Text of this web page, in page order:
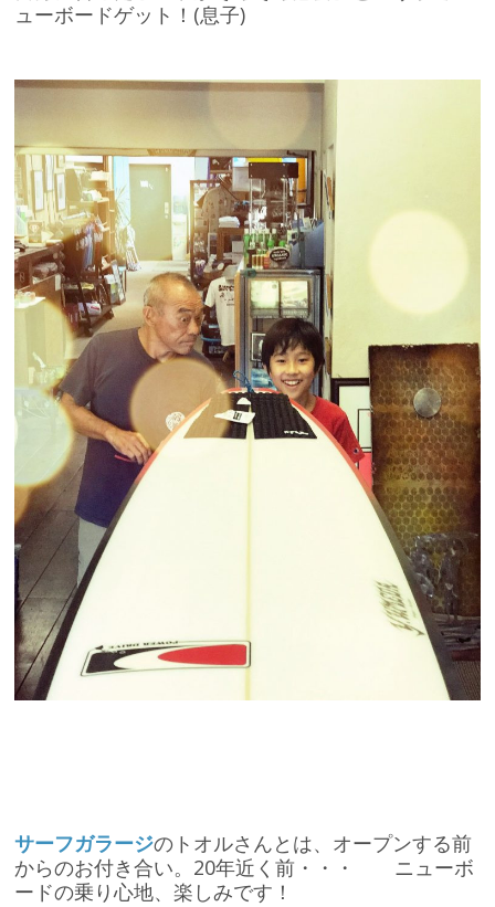
ューボードゲット！(息子)
サーフガラージのトオルさんとは、オープンする前
からのお付き合い。20年近く前・・・ ニューボ
ードの乗り心地、楽しみです！